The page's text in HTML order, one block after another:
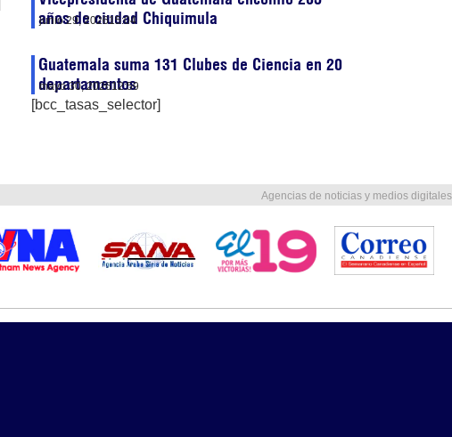
años de ciudad Chiquimula
junio 29, 202615:04
Guatemala suma 131 Clubes de Ciencia en 20
departamentos
mayo 30, 202612:59
[bcc_tasas_selector]
Agencias de noticias y medios digitales